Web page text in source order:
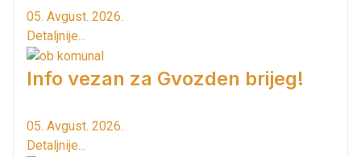
05. Avgust. 2026.
Detaljnije...
Info vezan za Gvozden brijeg!
05. Avgust. 2026.
Detaljnije...